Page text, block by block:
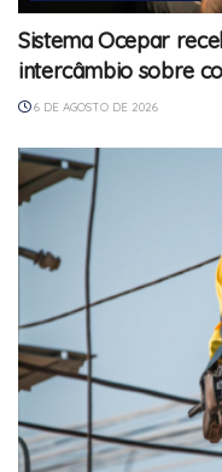
Sistema Ocepar
intercâmbio sobre
6 DE AGOSTO DE 2026